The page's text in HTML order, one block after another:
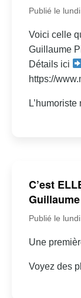
Publié le
Voici celle
Guillaume
Détails ici
https://
C’est
Publié le
Une
Voyez des